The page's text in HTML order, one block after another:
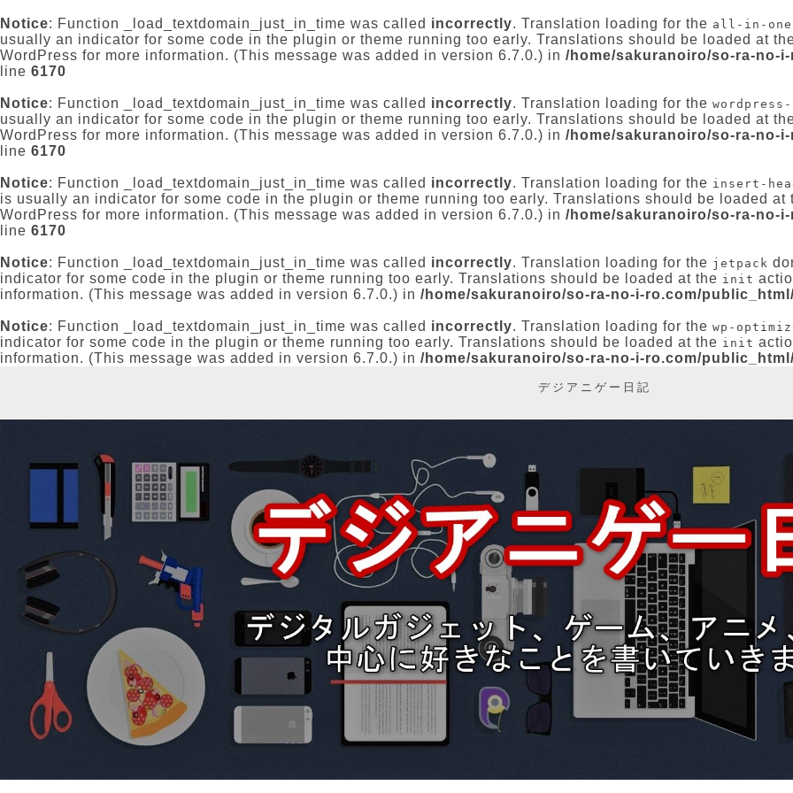
Notice: Function _load_textdomain_just_in_time was called incorrectly. Translation loading for the all-in-
usually an indicator for some code in the plugin or theme running too early. Translations should be loaded at
WordPress for more information. (This message was added in version 6.7.0.) in /home/sakuranoiro/so-ra-no-
line 6170
Notice: Function _load_textdomain_just_in_time was called incorrectly. Translation loading for the
usually an indicator for some code in the plugin or theme running too early. Translations should be loaded at
WordPress for more information. (This message was added in version 6.7.0.) in /home/sakuranoiro/so-ra-no-
line 6170
Notice: Function _load_textdomain_just_in_time was called incorrectly. Translation loading for the insert-
is usually an indicator for some code in the plugin or theme running too early. Translations should be loaded at
WordPress for more information. (This message was added in version 6.7.0.) in /home/sakuranoiro/so-ra-no-
line 6170
Notice: Function _load_textdomain_just_in_time was called incorrectly. Translation loading for the jetpack
indicator for some code in the plugin or theme running too early. Translations should be loaded at the init
information. (This message was added in version 6.7.0.) in /home/sakuranoiro/so-ra-no-i-ro.com/
Notice: Function _load_textdomain_just_in_time was called incorrectly. Translation loading for the wp-
indicator for some code in the plugin or theme running too early. Translations should be loaded at the init
information. (This message was added in version 6.7.0.) in /home/sakuranoiro/so-ra-no-i-ro.com/
デジアニゲー日記